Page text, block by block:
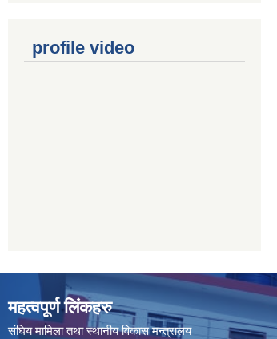
profile video
महत्वपूर्ण लिंकहरु
संघिय मामिला तथा स्थानीय विकास मन्त्रालय